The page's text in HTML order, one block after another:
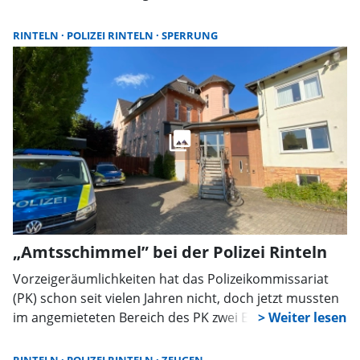
jetzt gefunden zu sein.
Bornemann-Zarczynska antwortete auf die Fragen des
SW:
RINTELN POLIZEI RINTELN SPERRUNG
„Amtsschimmel” bei der Polizei Rinteln
Vorzeigeräumlichkeiten hat das Polizeikommissariat
(PK) schon seit vielen Jahren nicht, doch jetzt mussten
im angemieteten Bereich des PK zwei Etagen gesperrt
ist bislang unklar, um welche Art von Schimmel es sich